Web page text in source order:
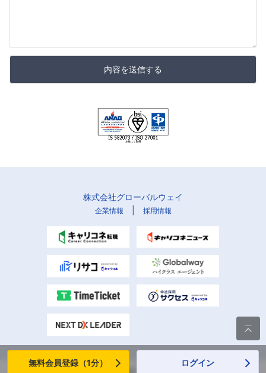
内容を送信する
株式会社グローバルウェイ
企業情報 採用情報
Copyright (C) Globalway, Inc. All rights reserved.

無料会員登録（1分） ログイン